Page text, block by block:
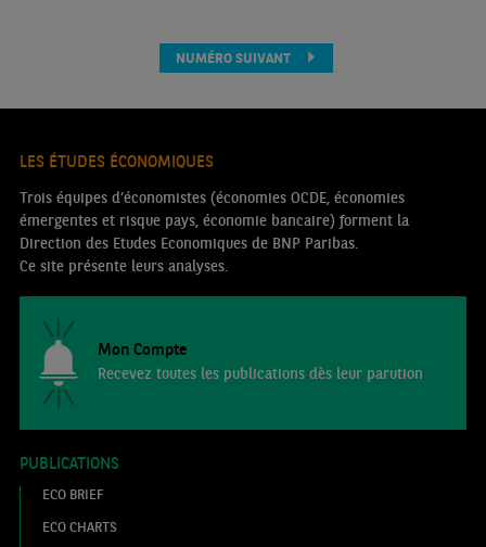
NUMÉRO SUIVANT
LES ÉTUDES ÉCONOMIQUES
Trois équipes d’économistes (économies OCDE, économies
émergentes et risque pays, économie bancaire) forment la
Direction des Etudes Economiques de BNP Paribas.
Ce site présente leurs analyses.
Mon Compte
Recevez toutes les publications dès leur parution
PUBLICATIONS
ECO BRIEF
ECO CHARTS